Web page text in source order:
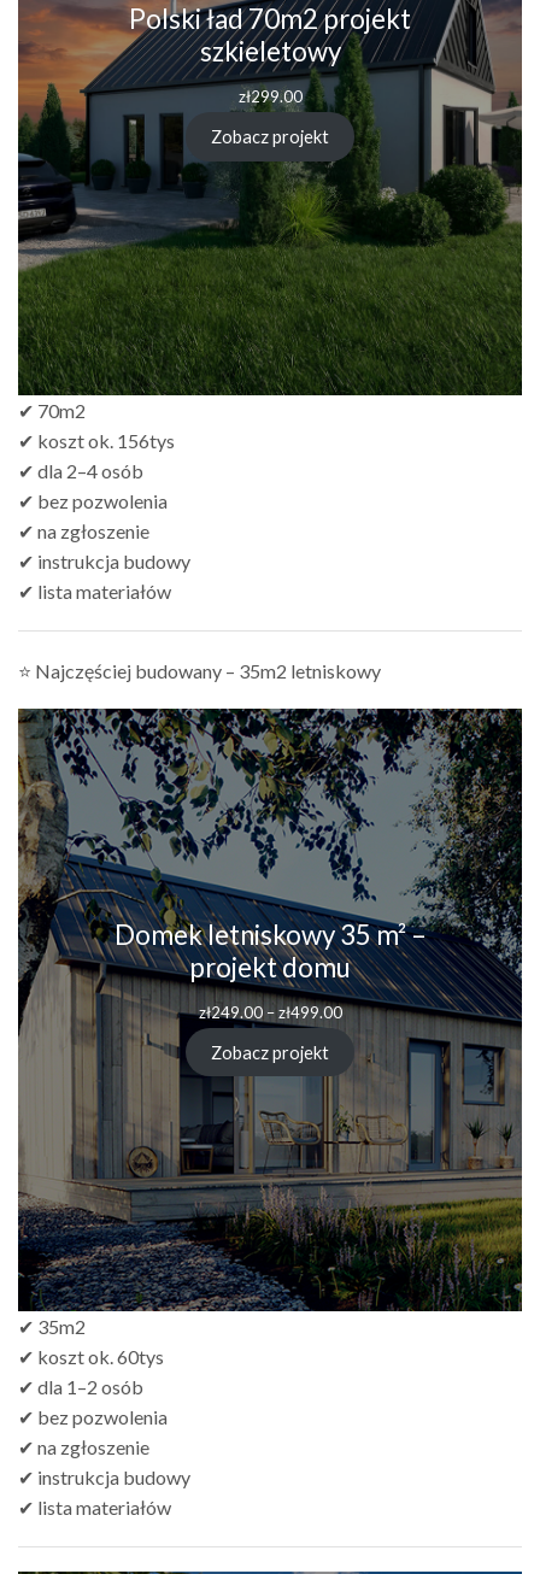
Polski ład 70m2 projekt
szkieletowy
zł299.00
Zobacz projekt
✔ 70m2
✔ koszt ok. 156tys
✔ dla 2–4 osób
✔ bez pozwolenia
✔ na zgłoszenie
✔ instrukcja budowy
✔ lista materiałów
⭐ Najczęściej budowany – 35m2 letniskowy
Domek letniskowy 35 m² –
projekt domu
zł249.00 – zł499.00Zakres
zł249.00
zł499.00
Zobacz projekt
✔ 35m2
✔ koszt ok. 60tys
✔ dla 1–2 osób
✔ bez pozwolenia
✔ na zgłoszenie
✔ instrukcja budowy
✔ lista materiałów